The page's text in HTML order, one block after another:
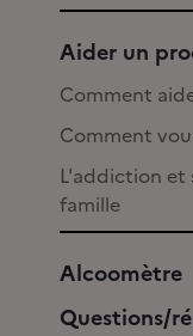
Aider un
Comment
Comment
L'addiction et
famille
Alcoomètre
Questions/